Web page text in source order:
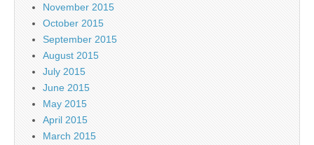
November 2015
October 2015
September 2015
August 2015
July 2015
June 2015
May 2015
April 2015
March 2015